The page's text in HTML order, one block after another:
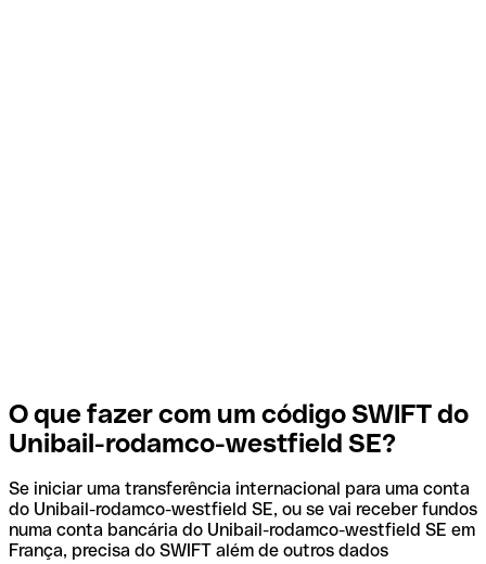
O que fazer com um código SWIFT do
Unibail-rodamco-westfield SE?
Se iniciar uma transferência internacional para uma conta
do Unibail-rodamco-westfield SE, ou se vai receber fundos
numa conta bancária do Unibail-rodamco-westfield SE em
França, precisa do SWIFT além de outros dados